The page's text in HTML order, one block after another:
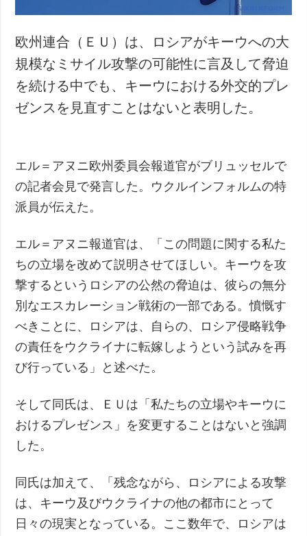
欧州連合（ＥＵ）は、ロシアがキーウへの大
規模なミサイル攻撃の可能性に言及して脅迫
を続ける中でも、キーウにおける外交的プレ
ゼンスを見直すことはないと表明した。
エル＝アヌニ欧州委員会報道官がブリュッセルで
の記者会見で発言した。ウクルインフォルムの特
派員が伝えた。
エル＝アヌニ報道官は、「この問題に関する私た
ちの立場を改めて説明させてほしい。キーウを攻
撃するというロシアの公然の脅迫は、彼らの無分
別なエスカレーション戦術の一部である。憤慨す
べきことに、ロシアは、自らの、ロシア侵略戦争
の責任をウクライナに転嫁しようという試みを再
び行っている」と述べた。
そして同氏は、ＥＵは「私たちの立場やキーウに
おけるプレゼンス」を変更することはないと強調
した。
同氏は加えて、「残念ながら、ロシアによる攻撃
は、キーウ及びウクライナの他の都市にとって
日々の現実となっている。ここ数年で、ロシアは